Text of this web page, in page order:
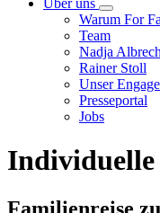
Über uns
Warum For
Team
Nadja
Rainer Stoll
Unser
Presseportal
Jobs
Individuelle